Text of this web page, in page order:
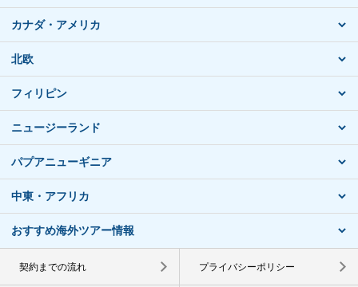
カナダ・アメリカ
北欧
フィリピン
ニュージーランド
パプアニューギニア
中東・アフリカ
おすすめ海外ツアー情報
契約までの流れ プライバシーポリシー